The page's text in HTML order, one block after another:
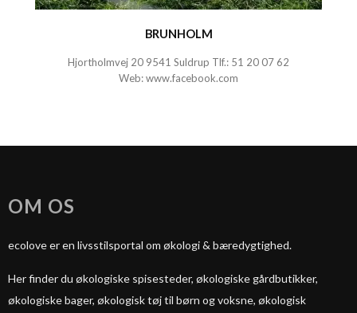
BRUNHOLM
Hjortholmvej 20 9541 Suldrup Tlf.: 51 20 07 62
Web:www.facebook.com
OM OS
ecolove er en livsstilsportal om økologi & bæredygtighed.
Her finder du økologiske spisesteder, økologiske gårdbutikker,
økologiske bager, økologisk tøj til børn og voksne, økologisk